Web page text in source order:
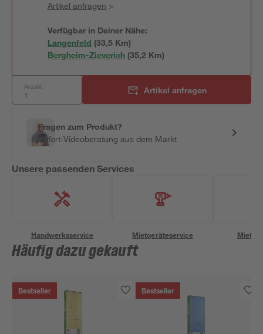
Artikel anfragen >
Verfügbar in Deiner Nähe:
Langenfeld (33,5 Km)
Bergheim-Zieverich (35,2 Km)
Anzahl: Artikel anfragen
Fragen zum Produkt?
Sofort-Videoberatung aus dem Markt
Unsere passenden Services
Handwerksservice Mietgeräteservice
Häufig dazu gekauft
Bestseller Bestseller